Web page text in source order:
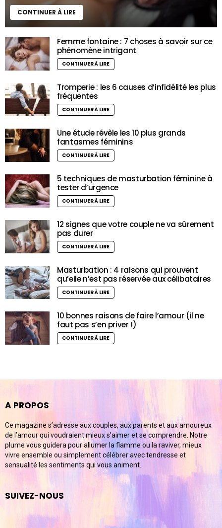
CONTINUER À LIRE
Femme fontaine : 7 choses à savoir sur ce
phénomène intrigant
CONTINUER À LIRE
Tromperie : les 6 causes d’infidélité les plus
fréquentes
CONTINUER À LIRE
Une étude révèle les 10 plus grands
fantasmes féminins
CONTINUER À LIRE
5 techniques de masturbation féminine à
tester d’urgence
CONTINUER À LIRE
12 signes que votre couple ne va sûrement
pas durer
CONTINUER À LIRE
Masturbation : 4 raisons qui prouvent
qu’elle n’est pas réservée aux célibataires
CONTINUER À LIRE
10 bonnes raisons de faire l’amour (il ne
faut pas s’en priver !)
CONTINUER À LIRE
A PROPOS
Ce magazine s’adresse aux couples, aux parents et aux amoureux
de l’amour qui voudraient mieux s’aimer et se comprendre. Notre
plume vous guidera pour allumer la flamme ou la raviver, mieux
vivre ensemble ou simplement célébrer avec tendresse et
sensualité les sentiments qui vous animent.
SUIVEZ-NOUS